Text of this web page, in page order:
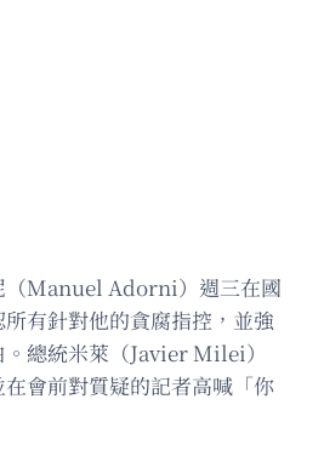
（Manuel Adorni）週三在國
有針對他的貪腐指控，並強
總統米萊（Javier Milei）
會前對質疑的記者高喊「你